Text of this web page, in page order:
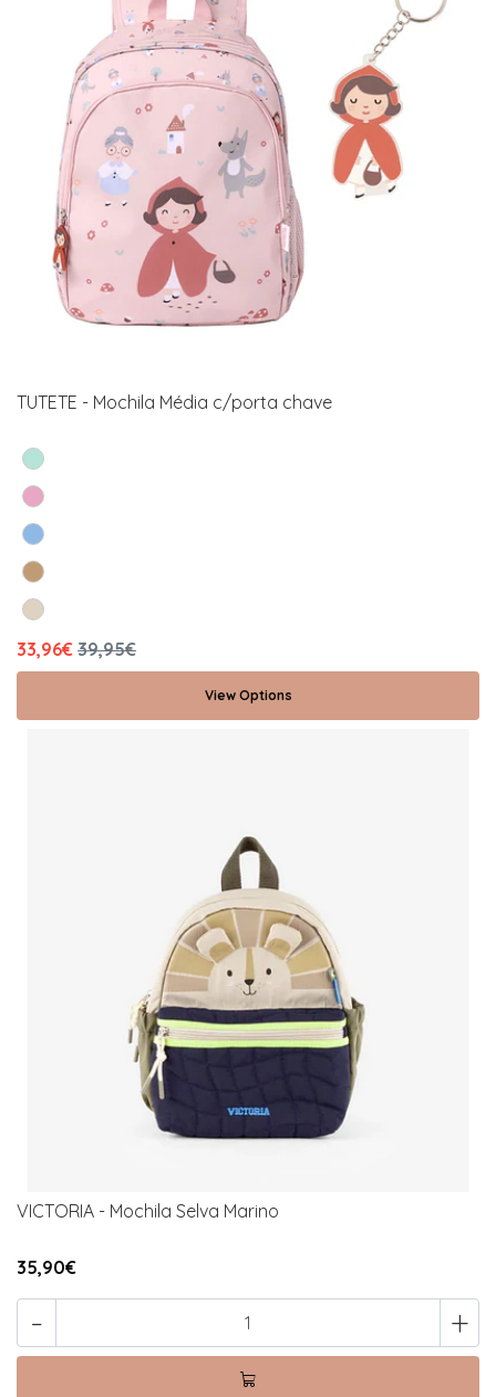
TUTETE - Mochila Média c/porta chave
33,96€ 39,95€
View Options
VICTORIA - Mochila Selva Marino
35,90€
- +